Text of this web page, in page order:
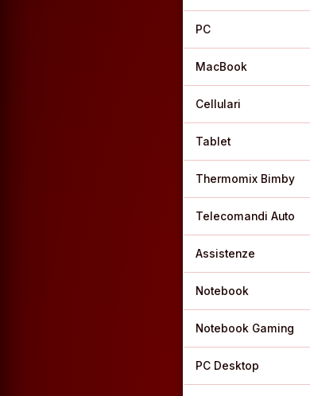
PC
MacBook
Cellulari
Tablet
Thermomix Bimby
Telecomandi Auto
Assistenze
Notebook
Notebook Gaming
PC Desktop